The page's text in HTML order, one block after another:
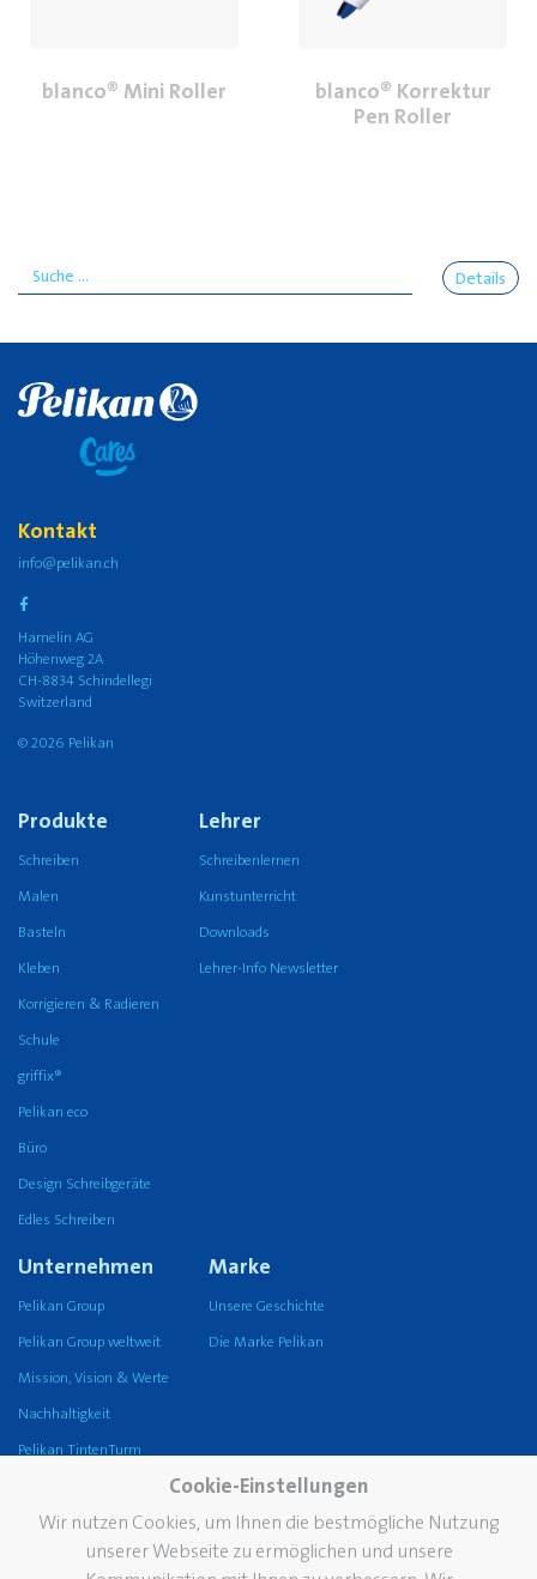
blanco® Mini Roller
blanco® Korrektur
Pen Roller
Details
Kontakt
info@pelikan.ch
Hamelin AG
Höhenweg 2A
CH-8834 Schindellegi
Switzerland
© 2026 Pelikan
Produkte
Schreiben
Malen
Basteln
Kleben
Korrigieren & Radieren
Schule
griffix®
Pelikan eco
Büro
Design Schreibgeräte
Edles Schreiben
Lehrer
Schreibenlernen
Kunstunterricht
Downloads
Lehrer-Info Newsletter
Unternehmen
Pelikan Group
Pelikan Group weltweit
Mission, Vision & Werte
Nachhaltigkeit
Pelikan TintenTurm
Marke
Unsere Geschichte
Die Marke Pelikan
Cookie-Einstellungen
Wir nutzen Cookies, um Ihnen die bestmögliche Nutzung
unserer Webseite zu ermöglichen und unsere